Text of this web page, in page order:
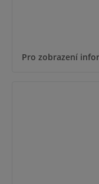
Pro zobrazení